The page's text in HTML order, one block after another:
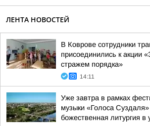
ЛЕНТА НОВОСТЕЙ
В Коврове сотрудники
присоединились к акции
стражем порядка»
14:11
Уже завтра в рамках
музыки «Голоса Суздаля»
божественная литургия